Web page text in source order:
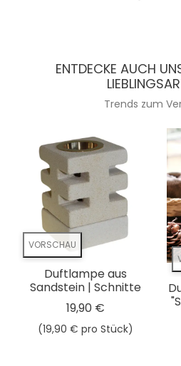
ENTDECKE AUCH
Trends zum
VORSCHAU
Duftlampe aus
Sandstein | Schnitte
19,90 €
(19,90 € pro Stück)